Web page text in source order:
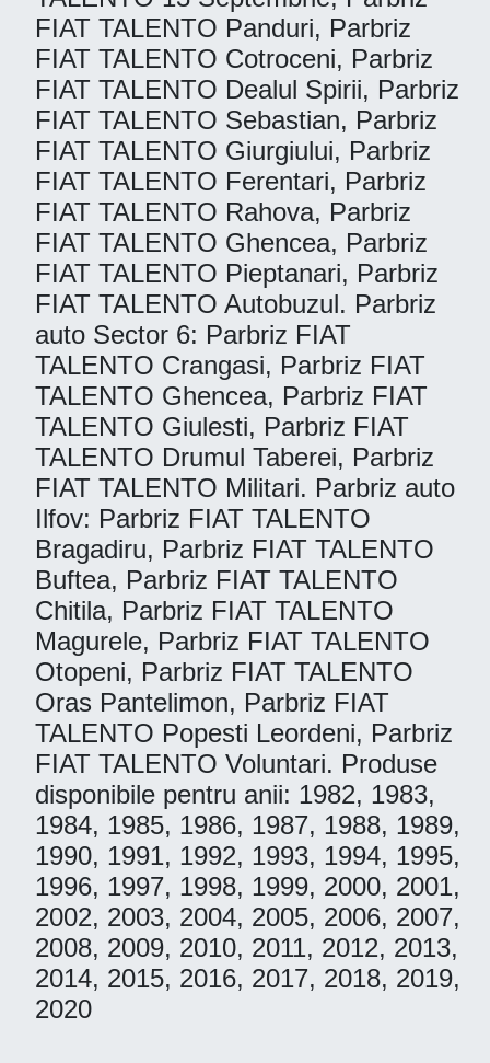
FIAT TALENTO Panduri, Parbriz
FIAT TALENTO Cotroceni, Parbriz
FIAT TALENTO Dealul Spirii, Parbriz
FIAT TALENTO Sebastian, Parbriz
FIAT TALENTO Giurgiului, Parbriz
FIAT TALENTO Ferentari, Parbriz
FIAT TALENTO Rahova, Parbriz
FIAT TALENTO Ghencea, Parbriz
FIAT TALENTO Pieptanari, Parbriz
FIAT TALENTO Autobuzul. Parbriz
auto Sector 6: Parbriz FIAT
TALENTO Crangasi, Parbriz FIAT
TALENTO Ghencea, Parbriz FIAT
TALENTO Giulesti, Parbriz FIAT
TALENTO Drumul Taberei, Parbriz
FIAT TALENTO Militari. Parbriz auto
Ilfov: Parbriz FIAT TALENTO
Bragadiru, Parbriz FIAT TALENTO
Buftea, Parbriz FIAT TALENTO
Chitila, Parbriz FIAT TALENTO
Magurele, Parbriz FIAT TALENTO
Otopeni, Parbriz FIAT TALENTO
Oras Pantelimon, Parbriz FIAT
TALENTO Popesti Leordeni, Parbriz
FIAT TALENTO Voluntari. Produse
disponibile pentru anii: 1982, 1983,
1984, 1985, 1986, 1987, 1988, 1989,
1990, 1991, 1992, 1993, 1994, 1995,
1996, 1997, 1998, 1999, 2000, 2001,
2002, 2003, 2004, 2005, 2006, 2007,
2008, 2009, 2010, 2011, 2012, 2013,
2014, 2015, 2016, 2017, 2018, 2019,
2020